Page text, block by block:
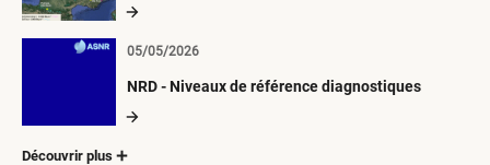
NRD - Niveaux de référence diagnostiques
05/05/2026
Découvrir plus